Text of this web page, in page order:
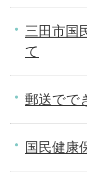
三田市国
て
郵送でで
国民健康